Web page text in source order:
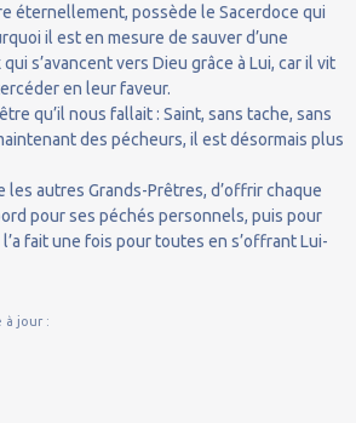
éternellement, possède le Sacerdoce qui
il est en mesure de sauver d’une
s’avancent vers Dieu grâce à Lui, car il vit
en leur faveur.
qu’il nous fallait : Saint, sans tache, sans
des pécheurs, il est désormais plus
les autres Grands-Prêtres, d’offrir chaque
pour ses péchés personnels, puis pour
fait une fois pour toutes en s’offrant Lui-
à jour :